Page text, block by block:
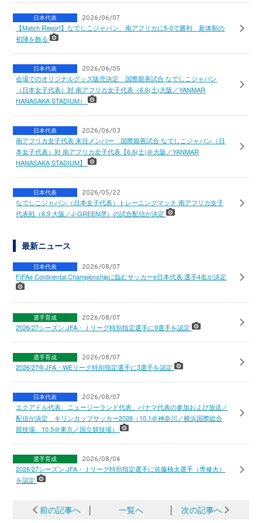
日本代表 2026/06/07
【Match Report】なでしこジャパン、南アフリカに5-0で勝利 新体制の
初陣を飾る
日本代表 2026/06/05
会場でのオリジナルグッズ販売決定 国際親善試合 なでしこジャパン
（日本女子代表）対 南アフリカ女子代表（6.6(土)大阪／YANMAR
HANASAKA STADIUM）
日本代表 2026/06/03
南アフリカ女子代表 来日メンバー 国際親善試合 なでしこジャパン（日
本女子代表）対 南アフリカ女子代表【6.6(土)＠大阪／YANMAR
HANASAKA STADIUM】
日本代表 2026/05/22
なでしこジャパン（日本女子代表）トレーニングマッチ 南アフリカ女子
代表戦（6.9 大阪／J-GREEN堺）の試合配信が決定
最新ニュース
日本代表 2026/08/07
FIFAe Continental Championshipに臨むサッカーe日本代表 選手4名が決定
選手育成 2026/08/07
2026/27シーズン JFA・Ｊリーグ特別指定選手に9選手を認定
選手育成 2026/08/07
2026/27年JFA・WEリーグ特別指定選手に3選手を認定
日本代表 2026/08/07
エクアドル代表、ニュージーランド代表、パナマ代表の参加および放送／
配信が決定 キリンカップサッカー2026（10.1＠神奈川／横浜国際総合
競技場、10.5＠東京／国立競技場）
選手育成 2026/08/06
2026/27シーズン JFA・Ｊリーグ特別指定選手に佐藤柚太選手（専修大）
を認定
前の記事へ │ 一覧へ │ 次の記事へ